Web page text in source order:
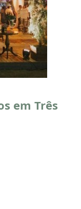
em Três